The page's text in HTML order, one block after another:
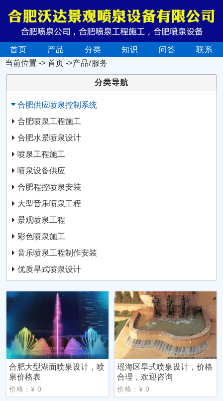
首页 产品 分类 知识 问答
联系
当前位置 ->首页->产品/服务
分类导航
合肥供应喷泉控制系统
合肥喷泉工程施工
合肥水景喷泉设计
喷泉工程施工
喷泉设备供应
合肥程控喷泉安装
大型音乐喷泉工程
景观喷泉工程
彩色喷泉施工
音乐喷泉工程制作安装
优质旱式喷泉设计
合肥大型湖面喷泉设计，喷
泉价格表
价格：¥ 0
瑶海区旱式喷泉设计，价格
合理，欢迎咨询
价格：¥ 0